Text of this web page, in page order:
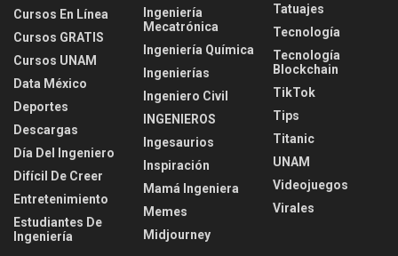
Cursos En Línea
Cursos GRATIS
Cursos UNAM
Data México
Deportes
Descargas
Día Del Ingeniero
Difícil De Creer
Entretenimiento
Estudiantes De
Ingeniería
Ingeniería
Mecatrónica
Ingeniería Química
Ingenierías
Ingeniero Civil
INGENIEROS
Ingesaurios
Inspiración
Mamá Ingeniera
Memes
Midjourney
Tatuajes
Tecnología
Tecnología
Blockchain
TikTok
Tips
Titanic
UNAM
Videojuegos
Virales